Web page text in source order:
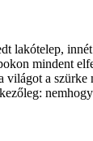
lakótelep,
mindent
a szürke